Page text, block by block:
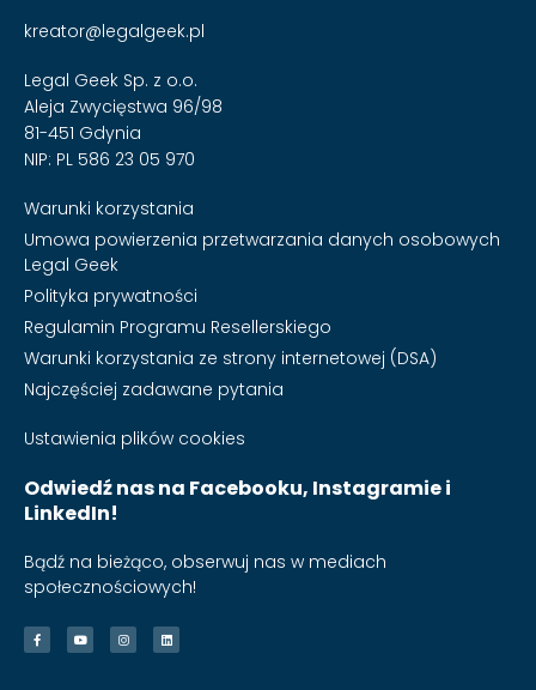
kreator@legalgeek.pl
Legal Geek Sp. z o.o.
Aleja Zwycięstwa 96/98
81-451 Gdynia
NIP: PL 586 23 05 970
Warunki korzystania
Umowa powierzenia przetwarzania danych osobowych
Legal Geek
Polityka prywatności
Regulamin Programu Resellerskiego
Warunki korzystania ze strony internetowej (DSA)
Najczęściej zadawane pytania
Ustawienia plików cookies
Odwiedź nas na Facebooku, Instagramie i
LinkedIn!
Bądź na bieżąco, obserwuj nas w mediach
społecznościowych!